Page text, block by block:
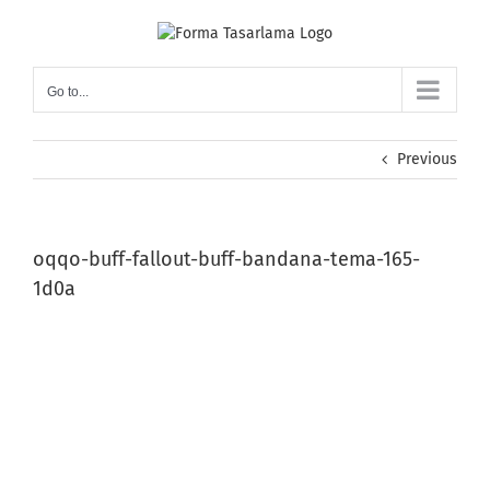
Go to...
Previous
oqqo-buff-fallout-buff-bandana-tema-165-
1d0a